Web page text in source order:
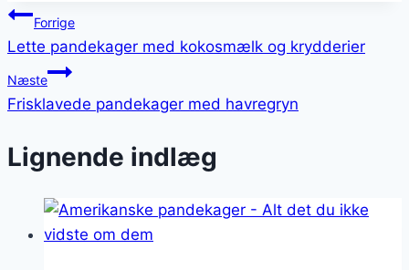
Indlægsnavigation
Forrige
Lette pandekager med kokosmælk og krydderier
Næste
Frisklavede pandekager med havregryn
Lignende indlæg